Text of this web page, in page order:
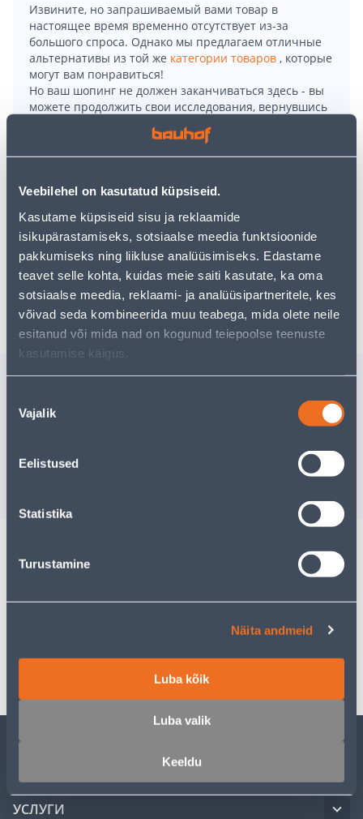
Veebilehel on kasutatud küpsiseid.
Kasutame küpsiseid sisu ja reklaamide
isikupärastamiseks, sotsiaalse meedia funktsioonide
pakkumiseks ning liikluse analüüsimiseks. Edastame
teavet selle kohta, kuidas meie saiti kasutate, ka oma
sotsiaalse meedia, reklaami- ja analüüsipartneritele, kes
võivad seda kombineerida muu teabega, mida olete neile
esitanud või mida nad on kogunud teiepoolse teenuste
kasutamise käigus.
valik
Vajalik
Eelistused
Statistika
Turustamine
Näita andmeid
Luba kõik
Luba valik
Keeldu
Извините, но запрашиваемый вами товар в
настоящее время временно отсутствует из-за
большого спроса. Однако мы предлагаем отличные
альтернативы из той же категории товаров , которые
могут вам понравиться!
Но ваш шопинг не должен заканчиваться здесь - вы
можете продолжить свои исследования, вернувшись
функцию поиска, чтобы найти еще более приятные
варианты. Удачных покупок!
• 14-päevane tagastusõigus.
• HANKIJA LAOST TELLITAV TOODE
Доставка невозможна
Похожие продукты
Доставка
Описание
Транспорт
ОБСЛУЖИВАНИЕ ЧАСТНЫХ КЛИЕНТОВ
УСЛУГИ